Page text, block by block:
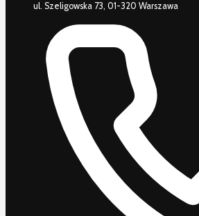
ul. Szeligowska 73, 01-320 Warszawa